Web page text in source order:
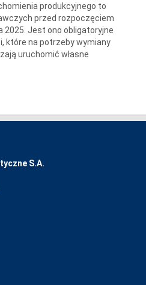
produkcyjnego to
przed rozpoczęciem
2025. Jest ono obligatoryjne
które na potrzeby wymiany
uruchomić własne
S.A.